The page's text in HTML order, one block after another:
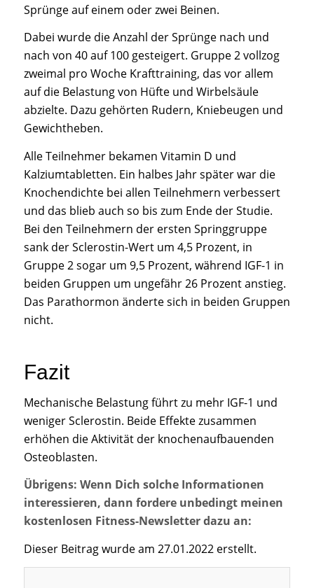
Sprünge auf einem oder zwei Beinen.
Dabei wurde die Anzahl der Sprünge nach und
nach von 40 auf 100 gesteigert. Gruppe 2 vollzog
zweimal pro Woche Krafttraining, das vor allem
auf die Belastung von Hüfte und Wirbelsäule
abzielte. Dazu gehörten Rudern, Kniebeugen und
Gewichtheben.
Alle Teilnehmer bekamen Vitamin D und
Kalziumtabletten. Ein halbes Jahr später war die
Knochendichte bei allen Teilnehmern verbessert
und das blieb auch so bis zum Ende der Studie.
Bei den Teilnehmern der ersten Springgruppe
sank der Sclerostin-Wert um 4,5 Prozent, in
Gruppe 2 sogar um 9,5 Prozent, während IGF-1 in
beiden Gruppen um ungefähr 26 Prozent anstieg.
Das Parathormon änderte sich in beiden Gruppen
nicht.
Fazit
Mechanische Belastung führt zu mehr IGF-1 und
weniger Sclerostin. Beide Effekte zusammen
erhöhen die Aktivität der knochenaufbauenden
Osteoblasten.
Übrigens: Wenn Dich solche Informationen
interessieren, dann fordere unbedingt meinen
kostenlosen Fitness-Newsletter dazu an:
Dieser Beitrag wurde am 27.01.2022 erstellt.